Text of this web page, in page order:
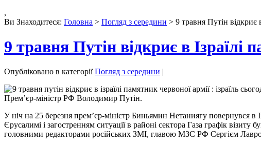
,
Ви Знаходитеся: Головна > Погляд з середини > 9 травня Путін відкриє
9 травня Путін відкриє в Ізраїлі
Опубліковано в категоріїПогляд з середини |
Прем’єр-міністр РФ Володимир Путін.
У ніч на 25 березня прем’єр-міністр Биньямин Нетаниягу повернувся в
Єрусалимі і загостренням ситуації в районі сектора Газа графік
головними редакторами російських ЗМІ, главою МЗС РФ Сергієм